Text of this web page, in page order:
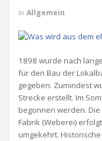
in Allgemein
1898 wurde nach
für den Bau der
gegeben. Zumindest
Strecke erstellt. Im
begonnen werden.
Fabrik (Weberei)
umgekehrt.